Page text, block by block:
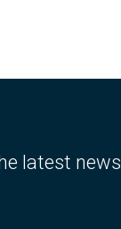
latest news